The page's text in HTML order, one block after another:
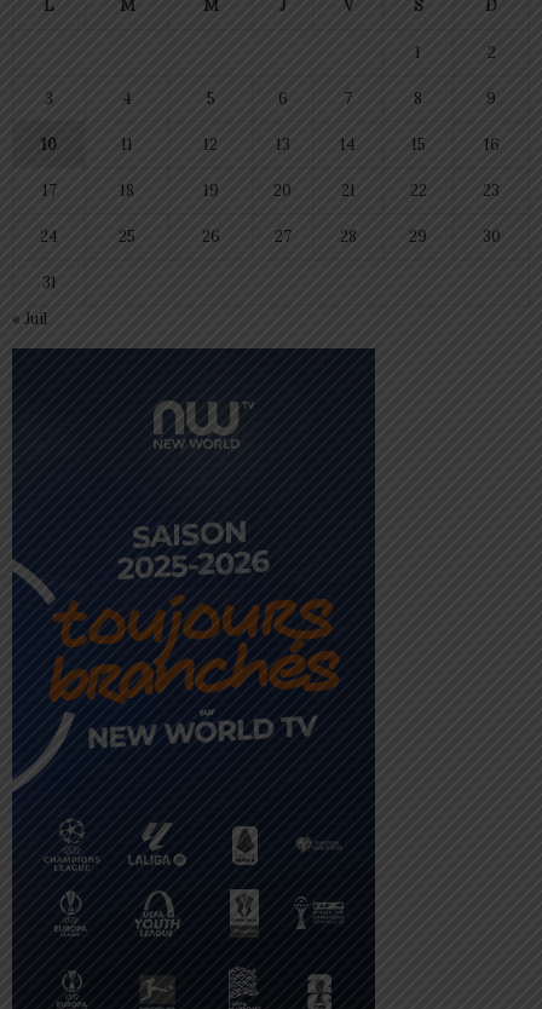
L M M J V S D
1 2
3 4 5 6 7 8 9
10 11 12 13 14 15 16
17 18 19 20 21 22 23
24 25 26 27 28 29 30
31
« Juil